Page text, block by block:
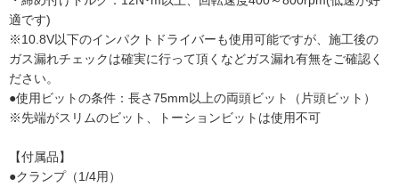
適です)
※10.8V以下のインパクトドライバーも使用可能ですが、施工後の
ガス漏れチェックは確実に行って頂くなどガス漏れ有無をご確認く
ださい。
●使用ビットの条件：長さ75mm以上の両頭ビット（片頭ビット）
※先端がスリムのビット、トーションビットは使用不可
【付属品】
●クランプ（1/4用）